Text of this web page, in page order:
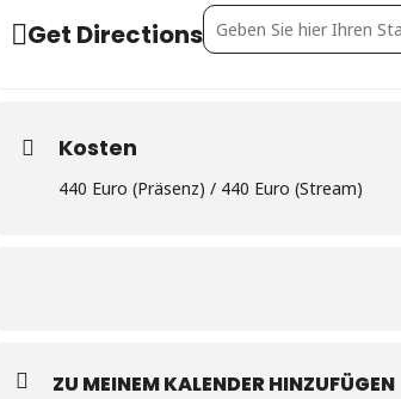
Get DirectionsAddress - blockchain-
Kosten
440 Euro (Präsenz) / 440 Euro (Stream)
ZU MEINEM KALENDER HINZUFÜGEN